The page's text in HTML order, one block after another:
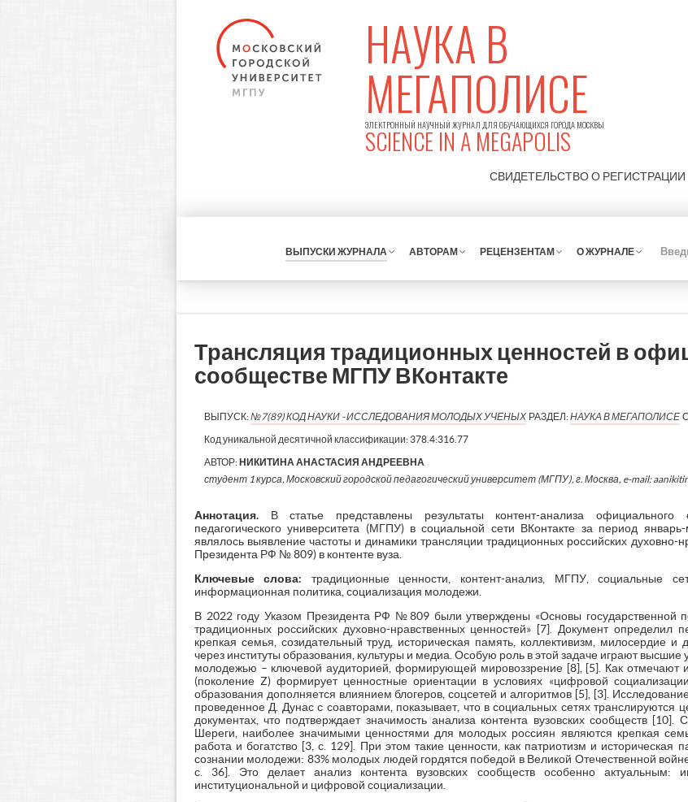
НАУКА В
МЕГАПОЛИСЕ
ЭЛЕКТРОННЫЙ НАУЧНЫЙ ЖУРНАЛ ДЛЯ ОБУЧАЮЩИХСЯ ГОРОДА МОСКВЫ
SCIENCE IN A MEGAPOLIS
СВИДЕТЕЛЬСТВО О РЕГИСТРАЦИИ
ВЫПУСКИ ЖУРНАЛА АВТОРАМ РЕЦЕНЗЕНТАМ О ЖУРНАЛЕ
Трансляция традиционных ценностей в
сообществе МГПУ ВКонтакте
ВЫПУСК:№7(89) КОД НАУКИ - ИССЛЕДОВАНИЯ МОЛОДЫХ УЧЕНЫХ РАЗДЕЛ:НАУКА В МЕГАПОЛИСЕ
Код уникальной десятичной классификации: 378.4:316.77
АВТОР: НИКИТИНА АНАСТАСИЯ АНДРЕЕВНА
студент 1 курса, Московский городской педагогический университет (МГПУ), г. Москва, e-mail:
Аннотация. В статье представлены результаты контент-анализа официального
педагогического университета (МГПУ) в социальной сети ВКонтакте за период
являлось выявление частоты и динамики трансляции традиционных российских духовно-
Президента РФ № 809) в контенте вуза.
Ключевые слова: традиционные ценности, контент-анализ, МГПУ, социальные
информационная политика, социализация молодежи.
В 2022 году Указом Президента РФ №809 были утверждены «Основы государственной
традиционных российских духовно-нравственных ценностей» [7]. Документ определил
крепкая семья, созидательный труд, историческая память, коллективизм, милосердие
через институты образования, культуры и медиа. Особую роль в этой задаче играют
молодежью – ключевой аудиторией, формирующей мировоззрение [8], [5]. Как отмечают
(поколение Z) формирует ценностные ориентации в условиях «цифровой
образования дополняется влиянием блогеров, соцсетей и алгоритмов [5], [3].
проведенное Д. Дунас с соавторами, показывает, что в социальных сетях транслируются
документах, что подтверждает значимость анализа контента вузовских сообществ
Шереги, наиболее значимыми ценностями для молодых россиян являются крепкая
работа и богатство [3, с. 129]. При этом такие ценности, как патриотизм и историческая
сознании молодежи: 83% молодых людей гордятся победой в Великой Отечественной
с. 36]. Это делает анализ контента вузовских сообществ особенно актуальным:
институциональной и цифровой социализации.